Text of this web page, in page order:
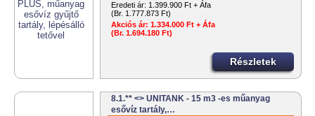
Eredeti ár: 1.399.900 Ft + Áfa
(Br. 1.777.873 Ft)
Akciós ár: 1.334.000 Ft + Áfa
(Br. 1.694.180 Ft)
Részletek
8.1.** <> UNITANK - 15 m3 -es műanyag
esővíz tartály,…